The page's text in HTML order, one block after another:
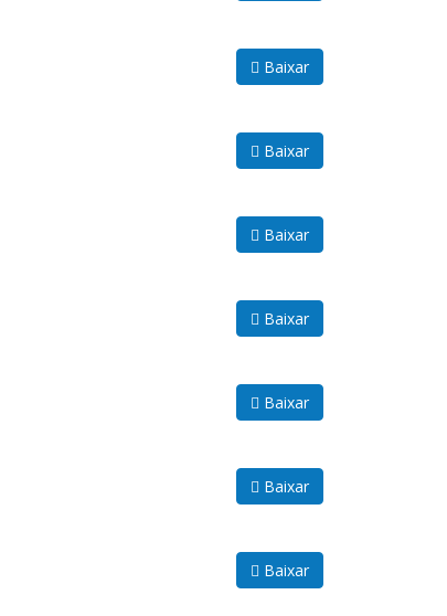
Baixar
Baixar
Baixar
Baixar
Baixar
Baixar
Baixar